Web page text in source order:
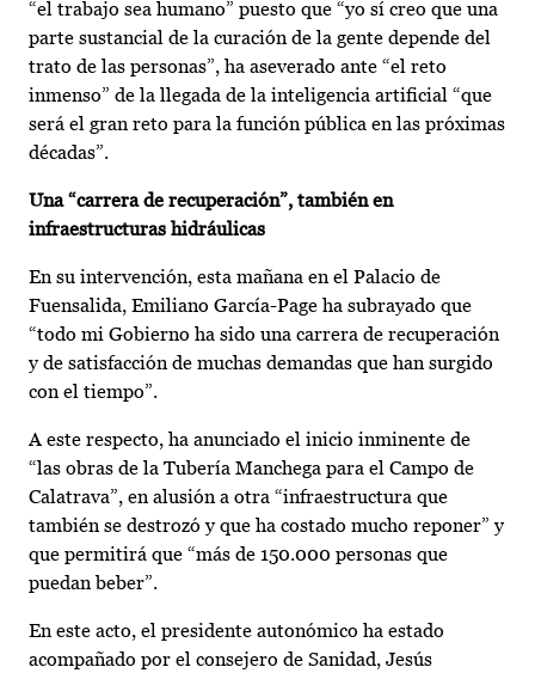
“el trabajo sea humano” puesto que “yo sí creo que una
parte sustancial de la curación de la gente depende del
trato de las personas”, ha aseverado ante “el reto
inmenso” de la llegada de la inteligencia artificial “que
será el gran reto para la función pública en las próximas
décadas”.
Una “carrera de recuperación”, también en
infraestructuras hidráulicas
En su intervención, esta mañana en el Palacio de
Fuensalida, Emiliano García-Page ha subrayado que
“todo mi Gobierno ha sido una carrera de recuperación
y de satisfacción de muchas demandas que han surgido
con el tiempo”.
A este respecto, ha anunciado el inicio inminente de
“las obras de la Tubería Manchega para el Campo de
Calatrava”, en alusión a otra “infraestructura que
también se destrozó y que ha costado mucho reponer” y
que permitirá que “más de 150.000 personas que
puedan beber”.
En este acto, el presidente autonómico ha estado
acompañado por el consejero de Sanidad, Jesús